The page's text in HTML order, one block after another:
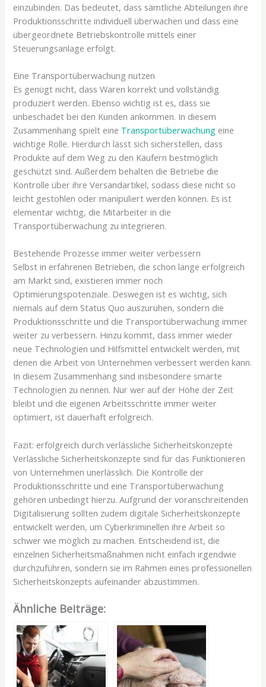
einzubinden. Das bedeutet, dass sämtliche Abteilungen ihre
Produktionsschritte individuell überwachen und dass eine
übergeordnete Betriebskontrolle mittels einer
Steuerungsanlage erfolgt.
Eine Transportüberwachung nutzen
Es genügt nicht, dass Waren korrekt und vollständig
produziert werden. Ebenso wichtig ist es, dass sie
unbeschadet bei den Kunden ankommen. In diesem
Zusammenhang spielt eine Transportüberwachung eine
wichtige Rolle. Hierdurch lässt sich sicherstellen, dass
Produkte auf dem Weg zu den Käufern bestmöglich
geschützt sind. Außerdem behalten die Betriebe die
Kontrolle über ihre Versandartikel, sodass diese nicht so
leicht gestohlen oder manipuliert werden können. Es ist
elementar wichtig, die Mitarbeiter in die
Transportüberwachung zu integrieren.
Bestehende Prozesse immer weiter verbessern
Selbst in erfahrenen Betrieben, die schon lange erfolgreich
am Markt sind, existieren immer noch
Optimierungspotenziale. Deswegen ist es wichtig, sich
niemals auf dem Status Quo auszuruhen, sondern die
Produktionsschritte und die Transportüberwachung immer
weiter zu verbessern. Hinzu kommt, dass immer wieder
neue Technologien und Hilfsmittel entwickelt werden, mit
denen die Arbeit von Unternehmen verbessert werden kann.
In diesem Zusammenhang sind insbesondere smarte
Technologien zu nennen. Nur wer auf der Höhe der Zeit
bleibt und die eigenen Arbeitsschritte immer weiter
optimiert, ist dauerhaft erfolgreich.
Fazit: erfolgreich durch verlässliche Sicherheitskonzepte
Verlässliche Sicherheitskonzepte sind für das Funktionieren
von Unternehmen unerlässlich. Die Kontrolle der
Produktionsschritte und eine Transportüberwachung
gehören unbedingt hierzu. Aufgrund der voranschreitenden
Digitalisierung sollten zudem digitale Sicherheitskonzepte
entwickelt werden, um Cyberkriminellen ihre Arbeit so
schwer wie möglich zu machen. Entscheidend ist, die
einzelnen Sicherheitsmaßnahmen nicht einfach irgendwie
durchzuführen, sondern sie im Rahmen eines professionellen
Sicherheitskonzepts aufeinander abzustimmen.
Ähnliche Beiträge: